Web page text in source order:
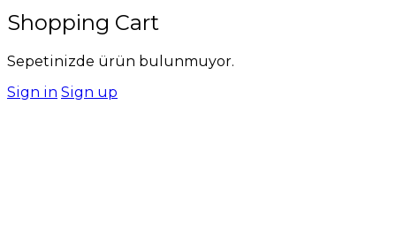
Shopping Cart
Sepetinizde ürün bulunmuyor.
Sign in Sign up